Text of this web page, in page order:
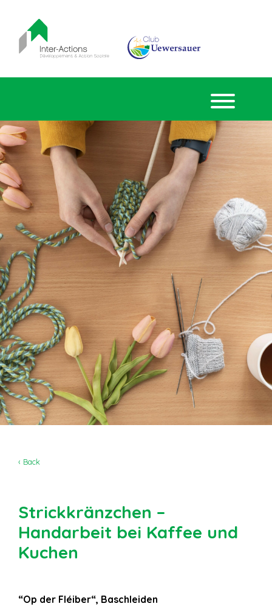
‹ Back
Strickkränzchen –
Handarbeit bei Kaffee und
Kuchen
“Op der Fléiber“, Baschleiden